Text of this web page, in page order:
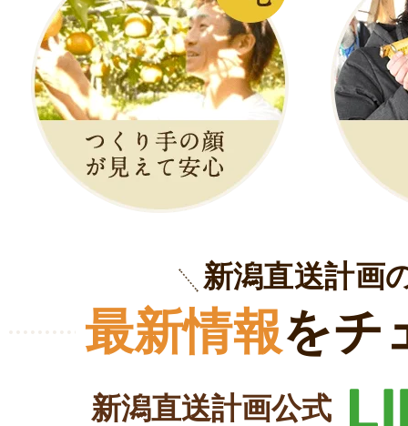
新潟直送計画
最新情報をチ
新潟直送計画公式